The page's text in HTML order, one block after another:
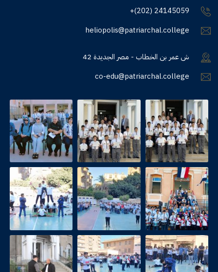
+(202) 24145059
heliopolis@patriarchal.college
42 ش عمر بن الخطاب - مصر الجديدة
co-edu@patriarchal.college